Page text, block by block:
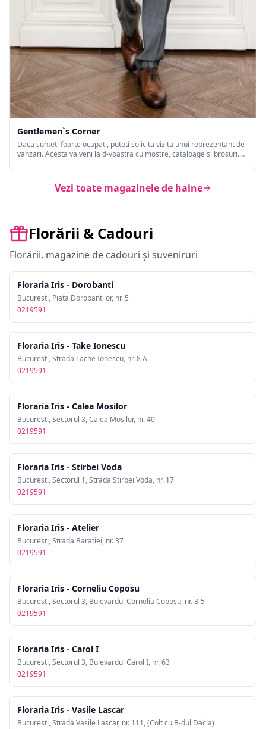
Gentlemen`s Corner
Daca sunteti foarte ocupati, puteti solicita vizita unui reprezentant de
vanzari. Acesta va veni la d-voastra cu mostre, cataloage si brosuri.
Corner, S. T. Dupont, Milus si Tateossian.
Vezi toate magazinele de haine
Florării & Cadouri
Florării, magazine de cadouri și suveniruri
Floraria Iris - Dorobanti
Bucuresti, Piata Dorobantilor, nr. 5
0219591
Floraria Iris - Take Ionescu
Bucuresti, Strada Tache Ionescu, nr. 8 A
0219591
Floraria Iris - Calea Mosilor
Bucuresti, Sectorul 3, Calea Mosilor, nr. 40
0219591
Floraria Iris - Stirbei Voda
Bucuresti, Sectorul 1, Strada Stirbei Voda, nr. 17
0219591
Floraria Iris - Atelier
Bucuresti, Strada Baratiei, nr. 37
0219591
Floraria Iris - Corneliu Coposu
Bucuresti, Sectorul 3, Bulevardul Corneliu Coposu, nr. 3-5
0219591
Floraria Iris - Carol I
Bucuresti, Sectorul 3, Bulevardul Carol I, nr. 63
0219591
Floraria Iris - Vasile Lascar
Bucuresti, Strada Vasile Lascar, nr. 111, (Colt cu B-dul Dacia)